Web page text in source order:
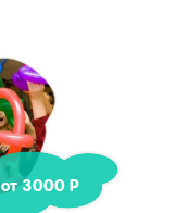
от 3000 Р